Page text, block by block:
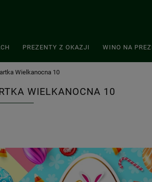
PREZENTY Z OKAZJI WINO NA
Wielkanocna 10
WIELKANOCNA 10